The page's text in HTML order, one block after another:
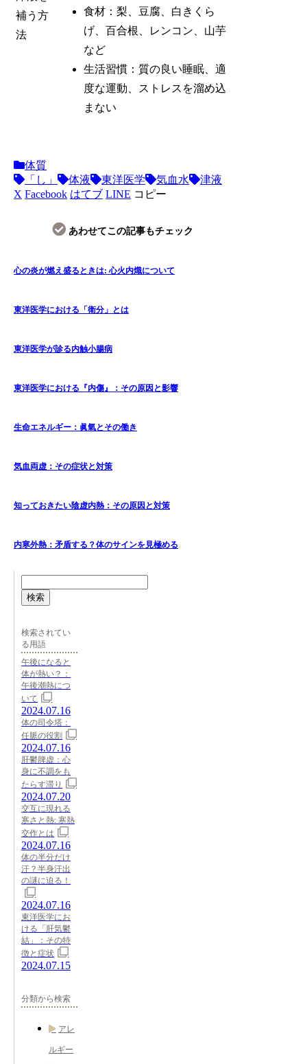
補う方
法
食材：梨、豆腐、白きくら
げ、百合根、レンコン、山芋
など
生活習慣：質の良い睡眠、適
度な運動、ストレスを溜め込
まない
体質
「し」
体液 東洋医学 気血水
津液
X Facebook はてブ LINE コピー
あわせてこの記事もチェック
心の炎が燃え盛るときは: 心火内熾について
東洋医学における「衛分」とは
東洋医学が診る内触小腸病
東洋医学における『内傷』：その原因と影響
生命エネルギー：眞氣とその働き
気血両虚：その症状と対策
知っておきたい陰虚内熱：その原因と対策
内寒外熱：矛盾する？体のサインを見極める
検索
検索されてい
る用語
午後になると
体が熱い？：
午後潮熱につ
いて
2024.07.16
体の司令塔：
任脈の役割
2024.07.16
肝鬱脾虚：心
身に不調をも
たらす滞り
2024.07.20
交互に現れる
寒さと熱: 寒熱
交作とは
2024.07.16
体の半分だけ
汗？半身汗出
の謎に迫る！
2024.07.16
東洋医学にお
ける「肝気鬱
結」：その特
徴と症状
2024.07.15
分類から検索
アレ
ルギー